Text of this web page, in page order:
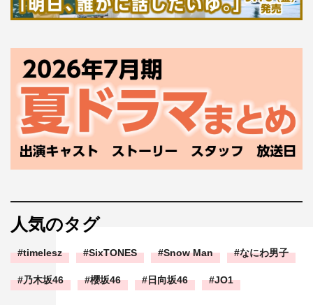
人気のタグ
timelesz SixTONES Snow Man なにわ男子
乃木坂46 櫻坂46 日向坂46 JO1